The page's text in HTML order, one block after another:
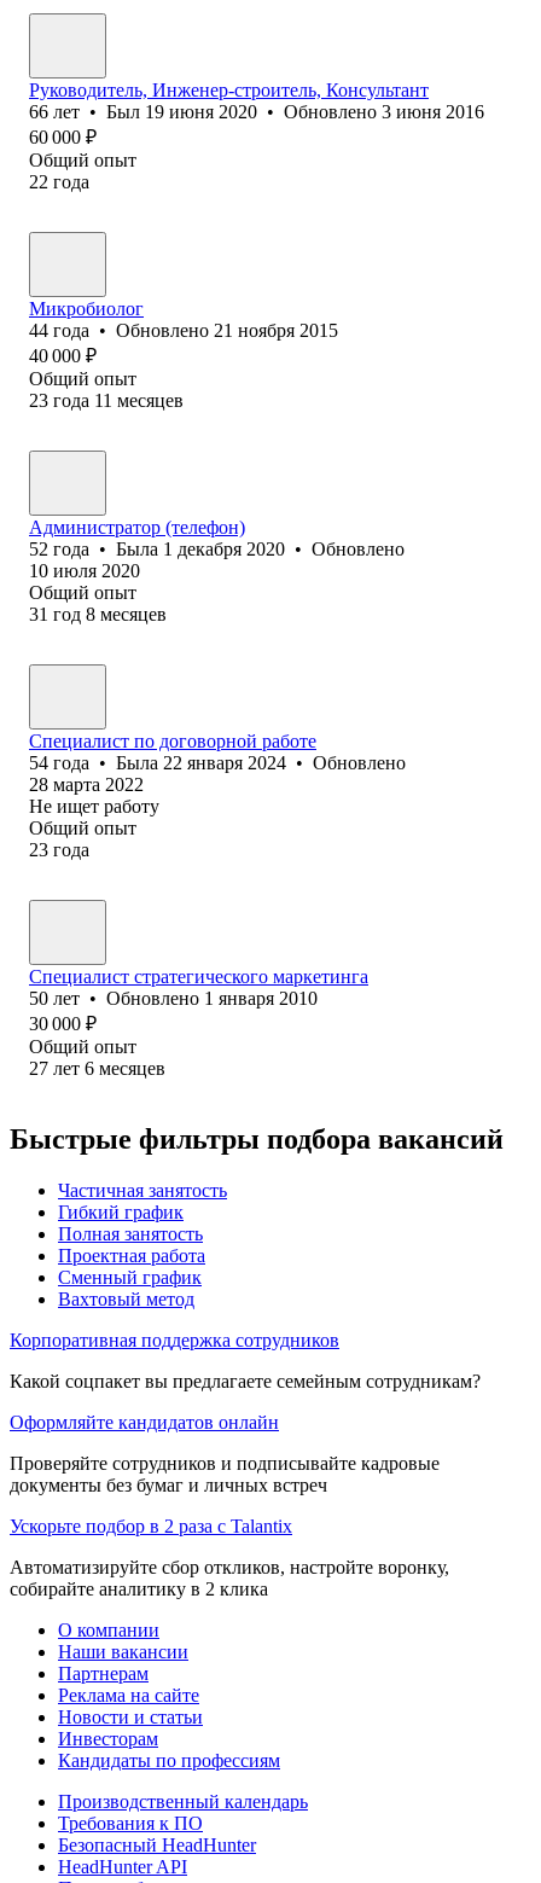
Руководитель, Инженер-строитель, Консультант
66 лет • Был 19 июня 2020 • Обновлено 3 июня 2016
60 000 ₽
Общий опыт
22 года
Микробиолог
44 года • Обновлено 21 ноября 2015
40 000 ₽
Общий опыт
23 года 11 месяцев
Администратор (телефон)
52 года • Была 1 декабря 2020 • Обновлено
10 июля 2020
Общий опыт
31 год 8 месяцев
Специалист по договорной работе
54 года • Была 22 января 2024 • Обновлено
28 марта 2022
Не ищет работу
Общий опыт
23 года
Специалист стратегического маркетинга
50 лет • Обновлено 1 января 2010
30 000 ₽
Общий опыт
27 лет 6 месяцев
Быстрые фильтры подбора вакансий
Частичная занятость
Гибкий график
Полная занятость
Проектная работа
Сменный график
Вахтовый метод
Корпоративная поддержка сотрудников
Какой соцпакет вы предлагаете семейным сотрудникам?
Оформляйте кандидатов онлайн
Проверяйте сотрудников и подписывайте кадровые
документы без бумаг и личных встреч
Ускорьте подбор в 2 раза с Talantix
Автоматизируйте сбор откликов, настройте воронку,
собирайте аналитику в 2 клика
О компании
Наши вакансии
Партнерам
Реклама на сайте
Новости и статьи
Инвесторам
Кандидаты по профессиям
Производственный календарь
Требования к ПО
Безопасный HeadHunter
HeadHunter API